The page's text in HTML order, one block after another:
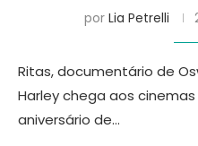
por Lia Petrelli
Ritas, documentário de
Harley chega aos
aniversário de…